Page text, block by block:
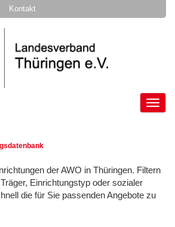
Kontakt
der AWO in Thüringen. Filtern
Einrichtungstyp oder sozialer
die für Sie passenden Angebote zu